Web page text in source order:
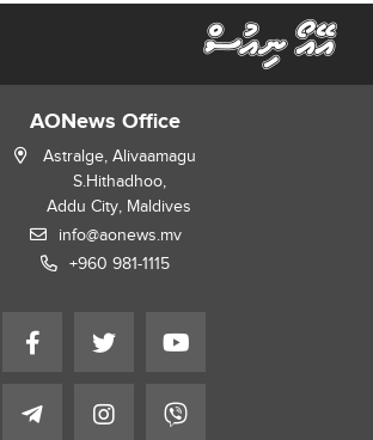
AONews Office
Astralge, Alivaamagu
S.Hithadhoo,
Addu City, Maldives
info@aonews.mv
+960 981-1115